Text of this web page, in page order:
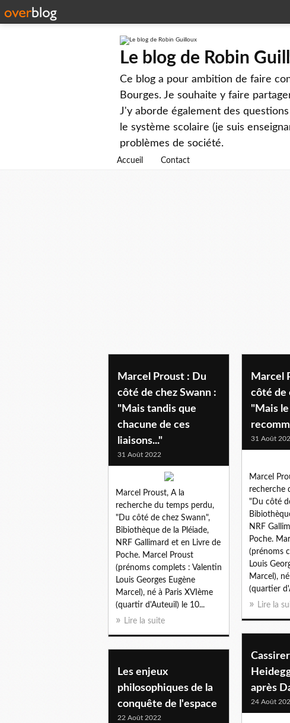
Le blog de Robin
Ce blog a pour ambition de faire
Bourges. Je souhaite y faire
J'y aborde également des
le système scolaire (je suis
problèmes de société.
Accueil Contact
Marcel Proust : Du
côté de chez Swann :
"Mais tandis que
chacune de ces
liaisons..."
31 Août 2022
Marcel Proust, A la
recherche du temps perdu,
"Du côté de chez Swann",
Bibiothèque de la Pléiade,
NRF Gallimard et en Livre de
Poche. Marcel Proust
(prénoms complets : Valentin
Louis Georges Eugène
Marcel), né à Paris XVIème
(quartir d'Auteuil) le 10...
Lire la suite
Marcel
côté de
"Mais
31 Août
Marcel
recherche
"Du côté
NRF
Poche.
(prénoms
Louis
Marcel),
(quartier
Lire la
après
24 Août
Les enjeux
philosophiques de la
conquête de l'espace
22 Août 2022